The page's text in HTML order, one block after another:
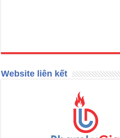
Website liên kết